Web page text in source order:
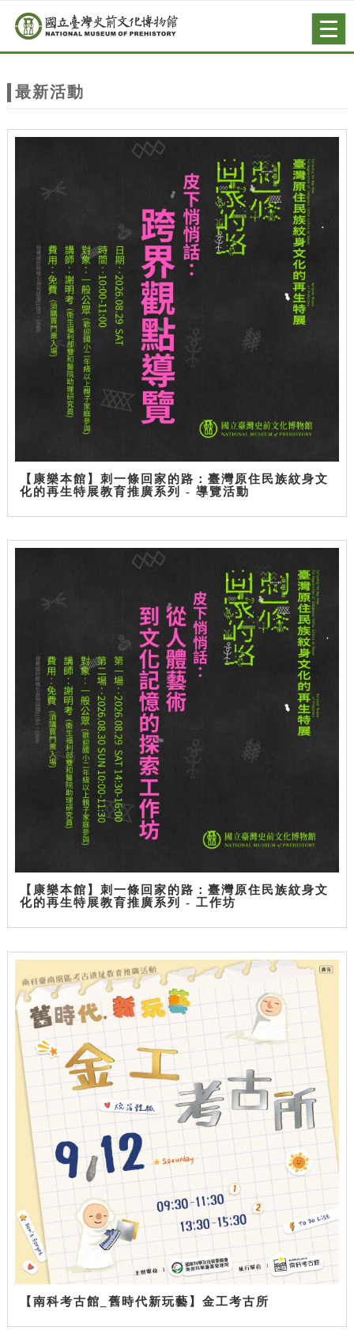
站
主
跳到主要內容
網站導覽
最新活動
【康樂本館】刺一條回家的路：臺灣原住民族紋身文
化的再生特展教育推廣系列 - 導覽活動
【康樂本館】刺一條回家的路：臺灣原住民族紋身文
化的再生特展教育推廣系列 - 工作坊
【南科考古館_舊時代新玩藝】金工考古所